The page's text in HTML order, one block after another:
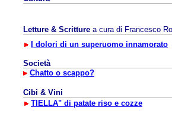
Letture & Scritture a cura di Francesco
I dolori di un superuomo innamorato
Società
Chatto o scappo?
Cibi & Vini
TIELLA" di patate riso e cozze